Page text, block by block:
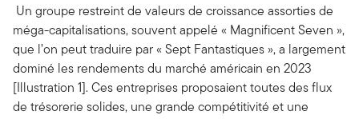
Un groupe restreint de valeurs de croissance assorties de
méga-capitalisations, souvent appelé « Magnificent Seven »,
que l’on peut traduire par « Sept Fantastiques », a largement
dominé les rendements du marché américain en 2023
[Illustration 1]. Ces entreprises proposaient toutes des flux
de trésorerie solides, une grande compétitivité et une